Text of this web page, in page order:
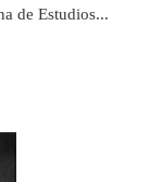
de Estudios...